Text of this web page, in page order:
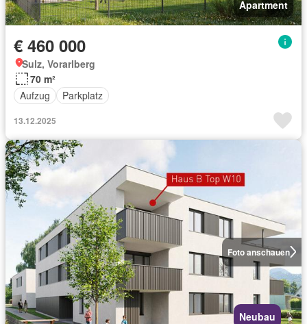
Apartment
€ 460 000
Sulz, Vorarlberg
70 m²
Aufzug
Parkplatz
13.12.2025
Foto anschauen
Neubau